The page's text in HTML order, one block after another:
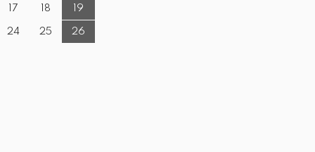
17 18 19
24 25 26